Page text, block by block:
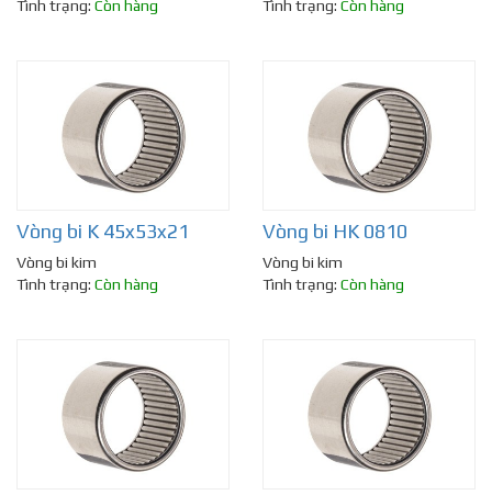
Tình trạng: Còn hàng
Tình trạng: Còn hàng
Vòng bi K 45x53x21
Vòng bi kim
Tình trạng: Còn hàng
Vòng bi HK 0810
Vòng bi kim
Tình trạng: Còn hàng